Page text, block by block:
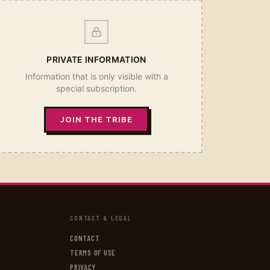
PRIVATE INFORMATION
Information that is only visible with a
special subscription.
JOIN THE TRIBE
CONTACT & LEGAL
CONTACT
TERMS OF USE
PRIVACY